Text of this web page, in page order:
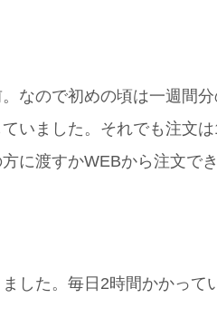
なので初めの頃は一週間
いました。それでも注文
に渡すかWEBから注文で
した。毎日2時間かかって